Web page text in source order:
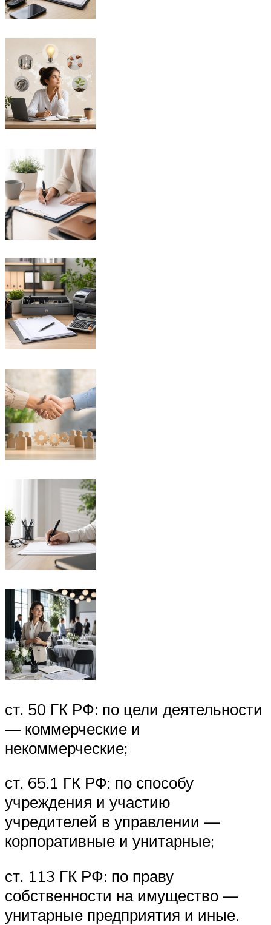
ст. 50 ГК РФ: по цели деятельности
— коммерческие и
некоммерческие;
ст. 65.1 ГК РФ: по способу
учреждения и участию
учредителей в управлении —
корпоративные и унитарные;
ст. 113 ГК РФ: по праву
собственности на имущество —
унитарные предприятия и иные.